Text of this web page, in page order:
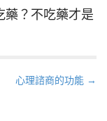
藥？不吃藥才是
心理諮商的功能 →